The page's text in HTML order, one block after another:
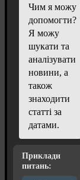
Чим я можу
допомогти?
Я можу
шукати та
аналізувати
новини, а
також
знаходити
статті за
датами.
Приклади
питань: